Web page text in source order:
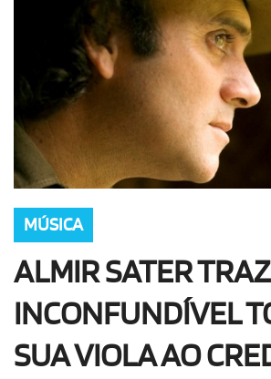
MÚSICA
ALMIR SATER
INCONFUNDÍVEL
SUA VIOLA AO